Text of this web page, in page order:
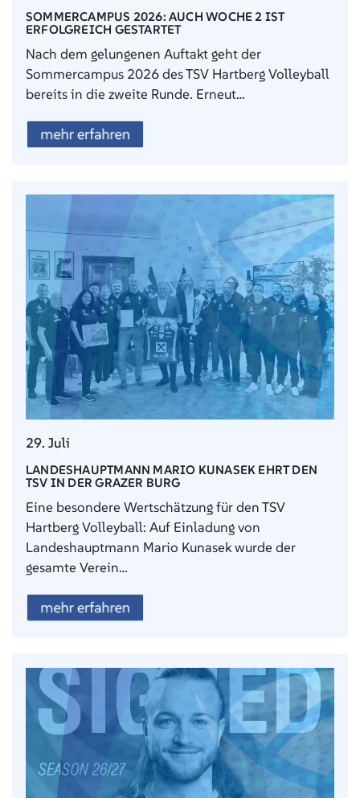
SOMMERCAMPUS 2026: AUCH WOCHE 2 IST
ERFOLGREICH GESTARTET
Nach dem gelungenen Auftakt geht der
Sommercampus 2026 des TSV Hartberg Volleyball
bereits in die zweite Runde. Erneut…
mehr erfahren
29. Juli
LANDESHAUPTMANN MARIO KUNASEK EHRT DEN
TSV IN DER GRAZER BURG
Eine besondere Wertschätzung für den TSV
Hartberg Volleyball: Auf Einladung von
Landeshauptmann Mario Kunasek wurde der
gesamte Verein…
mehr erfahren